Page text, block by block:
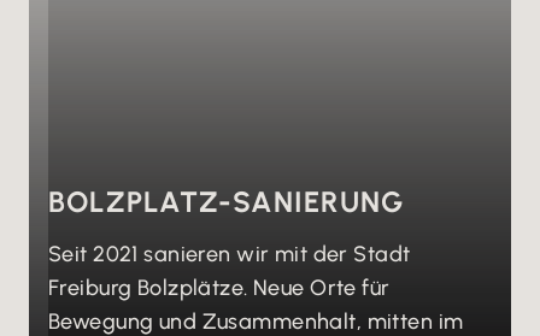
BOLZPLATZ-SANIERUNG
Seit 2021 sanieren wir mit der Stadt
Freiburg Bolzplätze. Neue Orte für
Bewegung und Zusammenhalt, mitten im